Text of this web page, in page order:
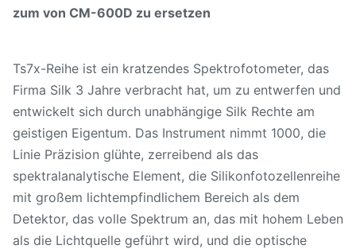
zum von CM-600D zu ersetzen
Ts7x-Reihe ist ein kratzendes Spektrofotometer, das
Firma Silk 3 Jahre verbracht hat, um zu entwerfen und
entwickelt sich durch unabhängige Silk Rechte am
geistigen Eigentum. Das Instrument nimmt 1000, die
Linie Präzision glühte, zerreibend als das
spektralanalytische Element, die Silikonfotozellenreihe
mit großem lichtempfindlichem Bereich als dem
Detektor, das volle Spektrum an, das mit hohem Leben
als die Lichtquelle geführt wird, und die optische